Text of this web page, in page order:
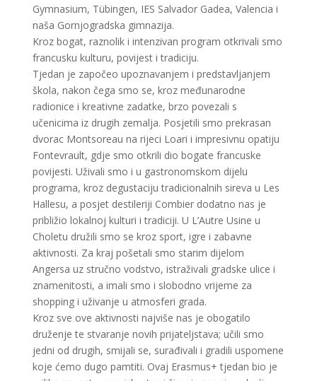
Gymnasium, Tübingen, IES Salvador Gadea, Valencia i
naša Gornjogradska gimnazija.
Kroz bogat, raznolik i intenzivan program otkrivali smo
francusku kulturu, povijest i tradiciju.
Tjedan je započeo upoznavanjem i predstavljanjem
škola, nakon čega smo se, kroz međunarodne
radionice i kreativne zadatke, brzo povezali s
učenicima iz drugih zemalja. Posjetili smo prekrasan
dvorac Montsoreau na rijeci Loari i impresivnu opatiju
Fontevrault, gdje smo otkrili dio bogate francuske
povijesti. Uživali smo i u gastronomskom dijelu
programa, kroz degustaciju tradicionalnih sireva u Les
Hallesu, a posjet destileriji Combier dodatno nas je
približio lokalnoj kulturi i tradiciji. U L’Autre Usine u
Choletu družili smo se kroz sport, igre i zabavne
aktivnosti. Za kraj pošetali smo starim dijelom
Angersa uz stručno vodstvo, istraživali gradske ulice i
znamenitosti, a imali smo i slobodno vrijeme za
shopping i uživanje u atmosferi grada.
Kroz sve ove aktivnosti najviše nas je obogatilo
druženje te stvaranje novih prijateljstava; učili smo
jedni od drugih, smijali se, surađivali i gradili uspomene
koje ćemo dugo pamtiti. Ovaj Erasmus+ tjedan bio je